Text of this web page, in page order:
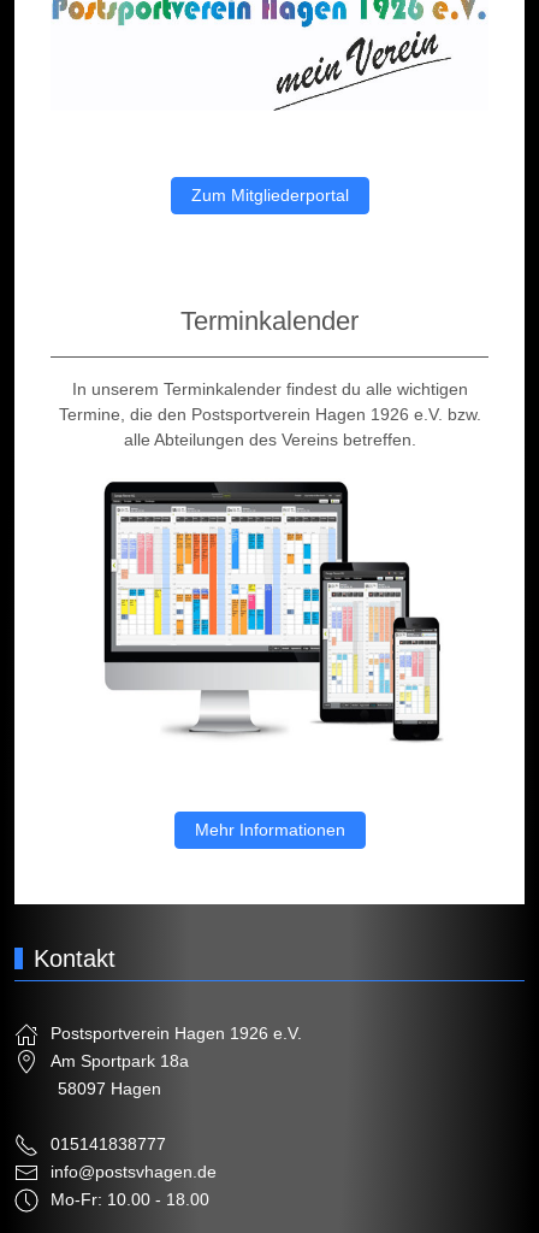
Zum Mitgliederportal
Terminkalender
In unserem Terminkalender findest du alle wichtigen
Termine, die den Postsportverein Hagen 1926 e.V. bzw.
alle Abteilungen des Vereins betreffen.
Mehr Informationen
Kontakt
Postsportverein Hagen 1926 e.V.
Am Sportpark 18a
58097 Hagen
015141838777
info@postsvhagen.de
Mo-Fr: 10.00 - 18.00